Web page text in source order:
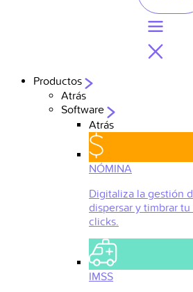
Productos
Atrás
Software
Atrás
NÓMINA
Digitaliza la gestión
dispersar y timbrar
clicks.
IMSS